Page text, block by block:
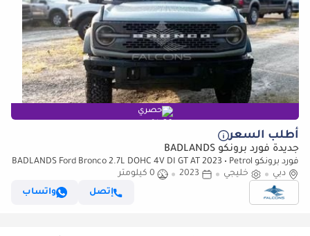
حصري
أطلب السعر
جديدة فورد برونكو BADLANDS
فورد برونكو BADLANDS Ford Bronco 2.7L DOHC 4V DI GT AT 2023 • Petrol
• Automatic (للتصدير فقط)
دبي خليجي 2023
0 كيلومتر
إتصل
واتساب